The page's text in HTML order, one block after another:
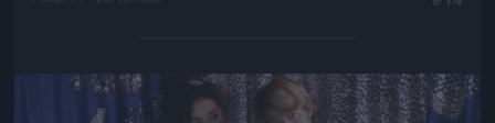
Jön még kép!